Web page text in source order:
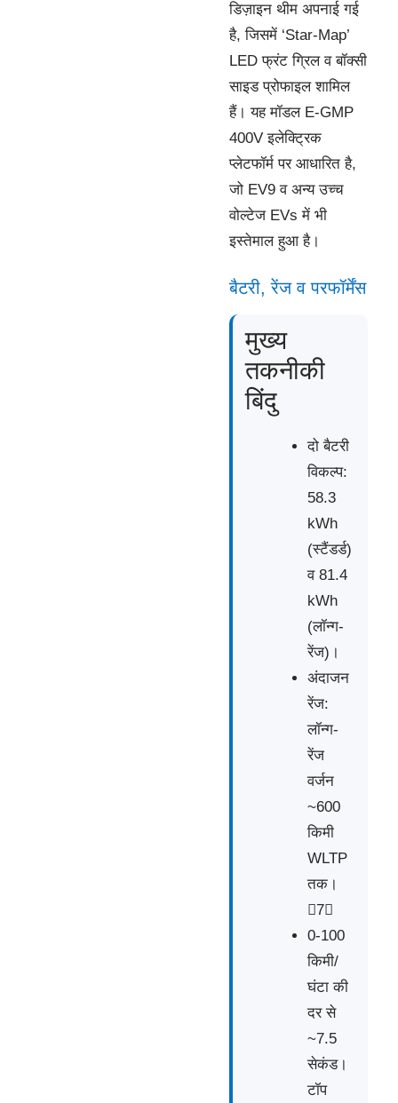
डिज़ाइन थीम अपनाई गई
है, जिसमें ‘Star-Map’
LED फ्रंट ग्रिल व बॉक्सी
साइड प्रोफाइल शामिल
हैं। यह मॉडल E-GMP
400V इलेक्ट्रिक
प्लेटफॉर्म पर आधारित है,
जो EV9 व अन्य उच्च
वोल्टेज EVs में भी
इस्तेमाल हुआ है।
बैटरी, रेंज व परफॉर्मेंस
मुख्य
तकनीकी
बिंदु
दो बैटरी
विकल्प:
58.3
kWh
(स्टैंडर्ड)
व 81.4
kWh
(लॉन्ग-
रेंज)।
अंदाजन
रेंज:
लॉन्ग-
रेंज
वर्जन
~600
किमी
WLTP
तक।
7
0-100
किमी/
घंटा की
दर से
~7.5
सेकंड।
टॉप